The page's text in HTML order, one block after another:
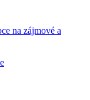
na zájmové a